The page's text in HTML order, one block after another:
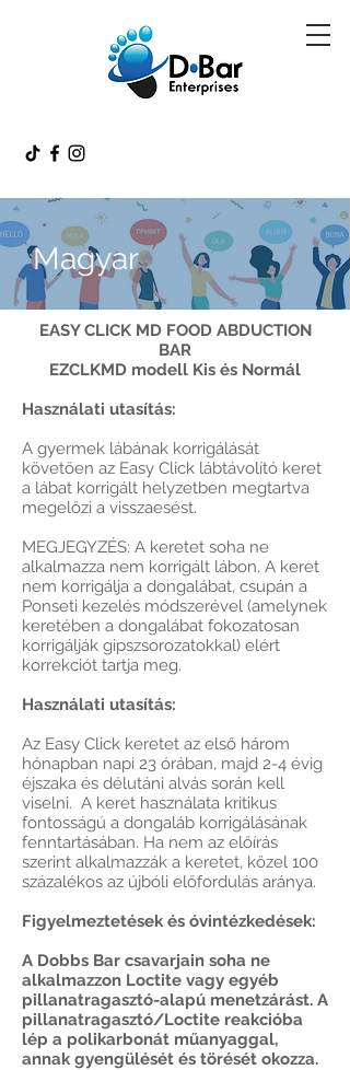
Magyar
EASY CLICK MD FOOD ABDUCTION
BAR
EZCLKMD modell Kis és Normál
Használati utasítás:
A gyermek lábának korrigálását
követően az Easy Click lábtávolító keret
a lábat korrigált helyzetben megtartva
megelőzi a visszaesést.
MEGJEGYZÉS: A keretet soha ne
alkalmazza nem korrigált lábon. A keret
nem korrigálja a dongalábat, csupán a
Ponseti kezelés módszerével (amelynek
keretében a dongalábat fokozatosan
korrigálják gipszsorozatokkal) elért
korrekciót tartja meg.
Használati utasítás:
Az Easy Click keretet az első három
hónapban napi 23 órában, majd 2-4 évig
éjszaka és délutáni alvás során kell
viselni. A keret használata kritikus
fontosságú a dongaláb korrigálásának
fenntartásában. Ha nem az előírás
szerint alkalmazzák a keretet, közel 100
százalékos az újbóli előfordulás aránya.
Figyelmeztetések és óvintézkedések:
A Dobbs Bar csavarjain soha ne
alkalmazzon Loctite vagy egyéb
pillanatragasztó-alapú menetzárást. A
pillanatragasztó/Loctite reakcióba
lép a polikarbonát műanyaggal,
annak gyengülését és törését okozza.